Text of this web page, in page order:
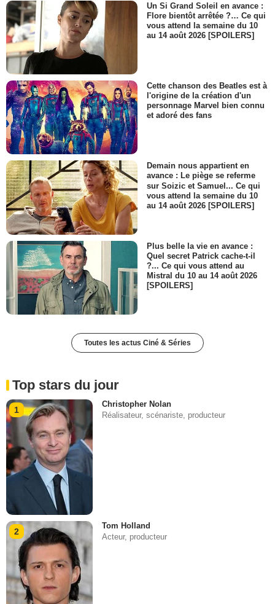
Un Si Grand Soleil en avance :
Flore bientôt arrêtée ?… Ce qui
vous attend la semaine du 10
au 14 août 2026 [SPOILERS]
Cette chanson des Beatles est à
l'origine de la création d'un
personnage Marvel bien connu
et adoré des fans
Demain nous appartient en
avance : Le piège se referme
sur Soizic et Samuel... Ce qui
vous attend la semaine du 10
au 14 août 2026 [SPOILERS]
Plus belle la vie en avance :
Quel secret Patrick cache-t-il
?... Ce qui vous attend au
Mistral du 10 au 14 août 2026
[SPOILERS]
Toutes les actus Ciné & Séries
Top stars du jour
1
Christopher Nolan
Réalisateur, scénariste, producteur
2
Tom Holland
Acteur, producteur